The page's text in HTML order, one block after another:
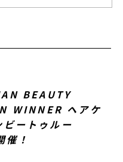
BEAUTY
WINNER ヘアケ
ートゥルー
！